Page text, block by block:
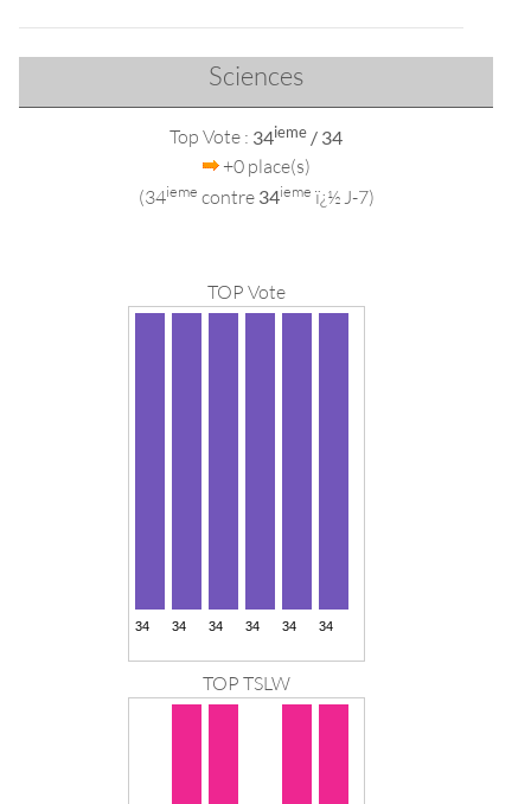
Sciences
Top Vote : 34ieme / 34
+0 place(s)
(34ieme contre 34ieme ï¿½ J-7)
TOP Vote
TOP TSLW